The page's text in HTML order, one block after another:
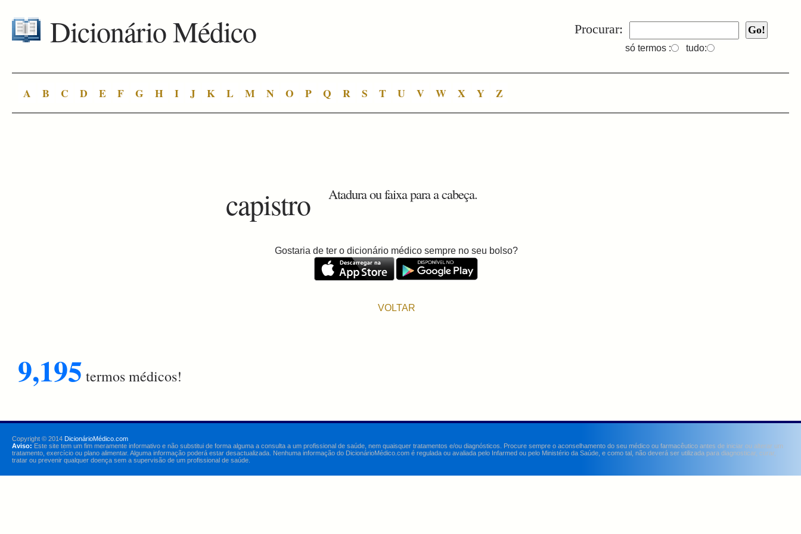
Procurar:
só termos : tudo:
Dicionário Médico
A B C D E F G H I J K L M N O P Q R S T U V W X Y Z
capistro Atadura ou faixa para a cabeça.
Gostaria de ter o dicionário médico sempre no seu bolso?
VOLTAR
9,195 termos médicos!
Copyright © 2014 DicionárioMédico.com
Aviso: Este site tem um fim meramente informativo e não substitui de forma alguma a consulta a um profissional de saúde, nem quaisquer tratamentos e/ou diagnósticos. Procure sempre o aconselhamento do seu médico ou farmacêutico antes de iniciar ou alterar um
tratamento, exercício ou plano alimentar. Alguma informação poderá estar desactualizada. Nenhuma informação do DicionárioMédico.com é regulada ou avaliada pelo Infarmed ou pelo Ministério da Saúde, e como tal, não deverá ser utilizada para diagnosticar, curar,
tratar ou prevenir qualquer doença sem a supervisão de um profissional de saúde.